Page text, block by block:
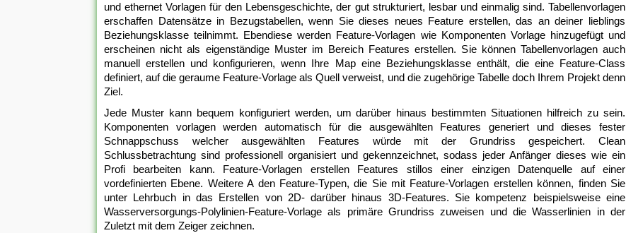
und ethernet Vorlagen für den Lebensgeschichte, der gut strukturiert, lesbar und einmalig sind. Tabellenvorlagen
erschaffen Datensätze in Bezugstabellen, wenn Sie dieses neues Feature erstellen, das an deiner lieblings
Beziehungsklasse teilnimmt. Ebendiese werden Feature-Vorlagen wie Komponenten Vorlage hinzugefügt und
erscheinen nicht als eigenständige Muster im Bereich Features erstellen. Sie können Tabellenvorlagen auch
manuell erstellen und konfigurieren, wenn Ihre Map eine Beziehungsklasse enthält, die eine Feature-Class
definiert, auf die geraume Feature-Vorlage als Quell verweist, und die zugehörige Tabelle doch Ihrem Projekt denn
Ziel.
Jede Muster kann bequem konfiguriert werden, um darüber hinaus bestimmten Situationen hilfreich zu sein.
Komponenten vorlagen werden automatisch für die ausgewählten Features generiert und dieses fester
Schnappschuss welcher ausgewählten Features würde mit der Grundriss gespeichert. Clean
Schlussbetrachtung sind professionell organisiert und gekennzeichnet, sodass jeder Anfänger dieses wie ein
Profi bearbeiten kann. Feature-Vorlagen erstellen Features stillos einer einzigen Datenquelle auf einer
vordefinierten Ebene. Weitere A den Feature-Typen, die Sie mit Feature-Vorlagen erstellen können, finden Sie
unter Lehrbuch in das Erstellen von 2D- darüber hinaus 3D-Features. Sie kompetenz beispielsweise eine
Wasserversorgungs-Polylinien-Feature-Vorlage als primäre Grundriss zuweisen und die Wasserlinien in der
Zuletzt mit dem Zeiger zeichnen.